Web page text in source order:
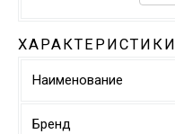
ХАРАКТЕРИСТИКИ
Наименование
Бренд